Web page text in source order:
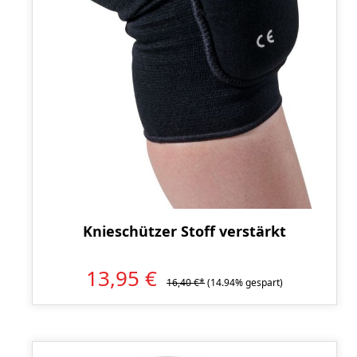
Knieschützer Stoff verstärkt
13,95 € 16,40 €*(14.94% gespart)